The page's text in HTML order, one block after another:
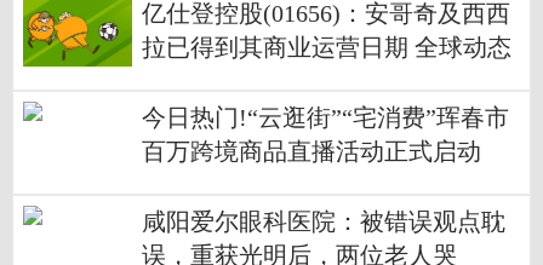
亿仕登控股(01656)：安哥奇及西西
拉已得到其商业运营日期 全球动态
今日热门!“云逛街”“宅消费”珲春市
百万跨境商品直播活动正式启动
咸阳爱尔眼科医院：被错误观点耽
误，重获光明后，两位老人哭